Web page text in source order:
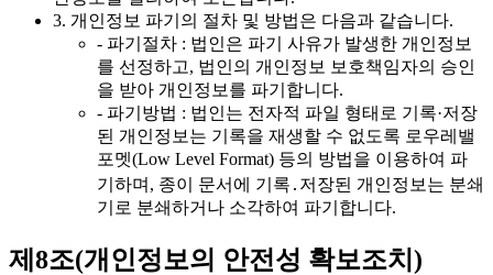
3. 개인정보 파기의 절차 및 방법은 다음과 같습니다.
- 파기절차 : 법인은 파기 사유가 발생한 개인정보
를 선정하고, 법인의 개인정보 보호책임자의 승인
을 받아 개인정보를 파기합니다.
- 파기방법 : 법인는 전자적 파일 형태로 기록·저장
된 개인정보는 기록을 재생할 수 없도록 로우레밸
포멧(Low Level Format) 등의 방법을 이용하여 파
기하며, 종이 문서에 기록․저장된 개인정보는 분쇄
기로 분쇄하거나 소각하여 파기합니다.
제8조(개인정보의 안전성 확보조치)